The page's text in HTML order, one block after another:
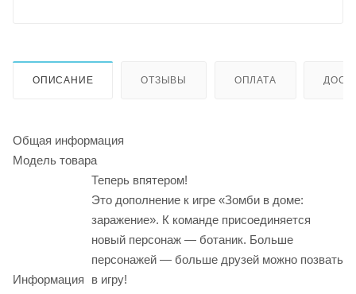
ОПИСАНИЕ ОТЗЫВЫ ОПЛАТА
Общая информация
Модель товара
Информация
Теперь впятером!
Это дополнение к игре «Зомби в доме:
заражение». К команде присоединяется
новый персонаж — ботаник. Больше
персонажей — больше друзей можно позвать
в игру!